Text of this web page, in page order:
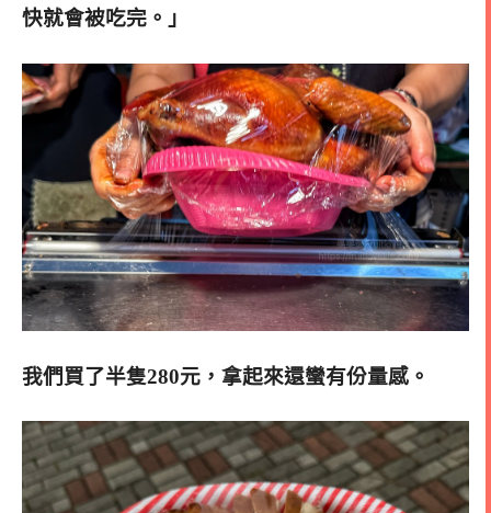
快就會被吃完。」
我們買了半隻280元，拿起來還蠻有份量感。